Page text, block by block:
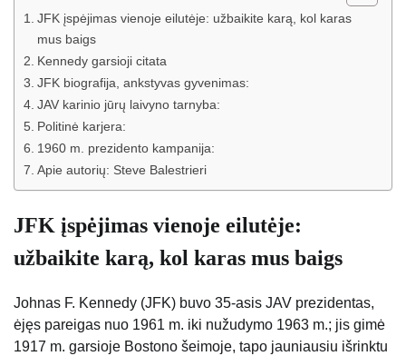
JFK įspėjimas vienoje eilutėje: užbaikite karą, kol karas
mus baigs
Kennedy garsioji citata
JFK biografija, ankstyvas gyvenimas:
JAV karinio jūrų laivyno tarnyba:
Politinė karjera:
1960 m. prezidento kampanija:
Apie autorių: Steve Balestrieri
JFK įspėjimas vienoje eilutėje:
užbaikite karą, kol karas mus baigs
Johnas F. Kennedy (JFK) buvo 35-asis JAV prezidentas,
ėjęs pareigas nuo 1961 m. iki nužudymo 1963 m.; jis gimė
1917 m. garsioje Bostono šeimoje, tapo jauniausiu išrinktu